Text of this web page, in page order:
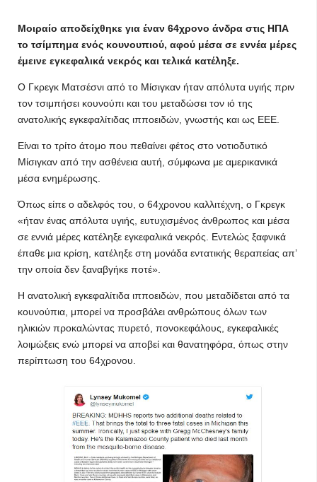
Μοιραίο αποδείχθηκε για έναν 64χρονο άνδρα στις ΗΠΑ
το τσίμπημα ενός κουνουπιού, αφού μέσα σε εννέα μέρες
έμεινε εγκεφαλικά νεκρός και τελικά κατέληξε.
Ο Γκρεγκ Ματσέσνι από το Μίσιγκαν ήταν απόλυτα υγιής πριν
τον τσιμπήσει κουνούπι και του μεταδώσει τον ιό της
ανατολικής εγκεφαλίτιδας ιπποειδών, γνωστής και ως ΕΕΕ.
Είναι το τρίτο άτομο που πεθαίνει φέτος στο νοτιοδυτικό
Μίσιγκαν από την ασθένεια αυτή, σύμφωνα με αμερικανικά
μέσα ενημέρωσης.
Όπως είπε ο αδελφός του, ο 64χρονου καλλιτέχνη, ο Γκρεγκ
«ήταν ένας απόλυτα υγιής, ευτυχισμένος άνθρωπος και μέσα
σε εννιά μέρες κατέληξε εγκεφαλικά νεκρός. Εντελώς ξαφνικά
έπαθε μια κρίση, κατέληξε στη μονάδα εντατικής θεραπείας απ’
την οποία δεν ξαναβγήκε ποτέ».
Η ανατολική εγκεφαλίτιδα ιπποειδών, που μεταδίδεται από τα
κουνούπια, μπορεί να προσβάλει ανθρώπους όλων των
ηλικιών προκαλώντας πυρετό, πονοκεφάλους, εγκεφαλικές
λοιμώξεις ενώ μπορεί να αποβεί και θανατηφόρα, όπως στην
περίπτωση του 64χρονου.